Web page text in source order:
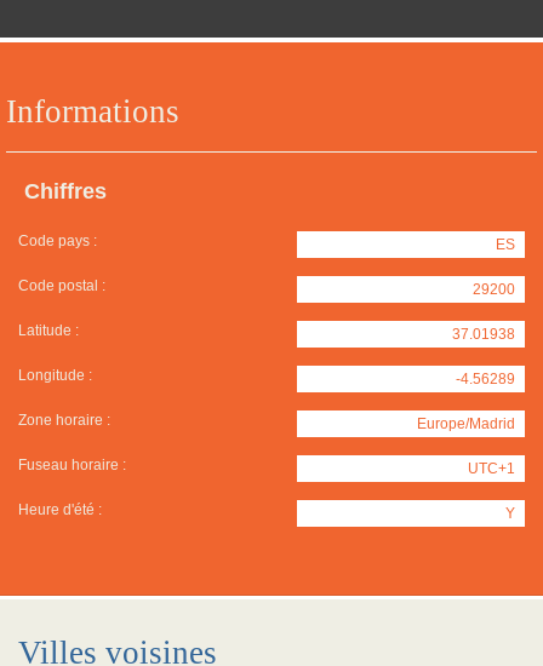
Informations
Chiffres
Code pays : ES
Code postal : 29200
Latitude : 37.01938
Longitude : -4.56289
Zone horaire : Europe/Madrid
Fuseau horaire : UTC+1
Heure d'été : Y
Villes voisines